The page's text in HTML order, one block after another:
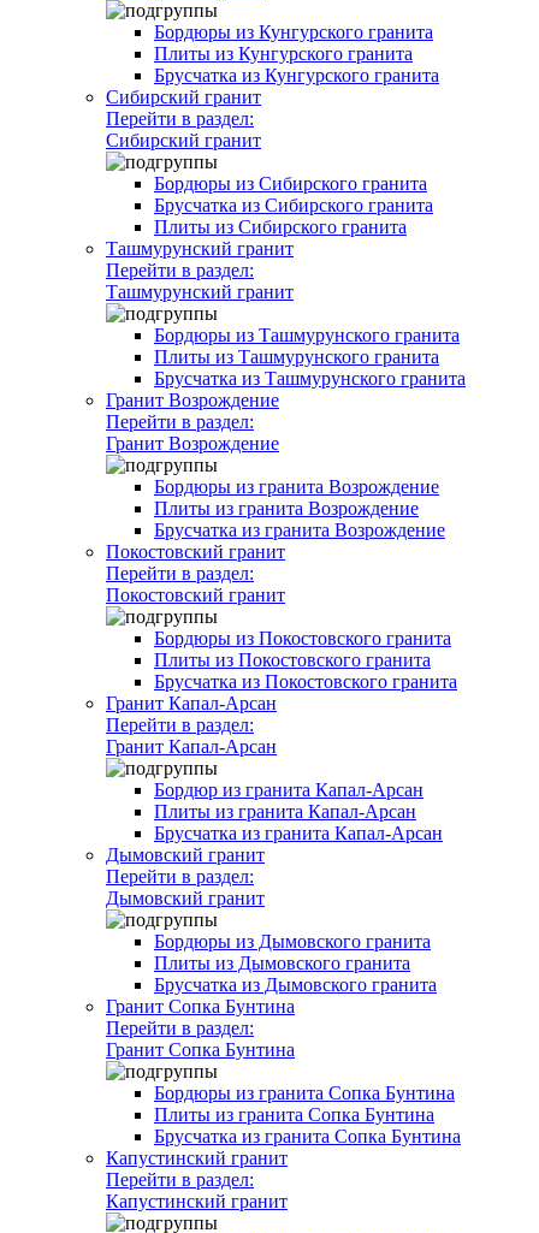
Бордюры из Кунгурского гранита
Плиты из Кунгурского гранита
Брусчатка из Кунгурского гранита
Сибирский гранит
Перейти в раздел:
Сибирский гранит
Бордюры из Сибирского гранита
Брусчатка из Сибирского гранита
Плиты из Сибирского гранита
Ташмурунский гранит
Перейти в раздел:
Ташмурунский гранит
Бордюры из Ташмурунского гранита
Плиты из Ташмурунского гранита
Брусчатка из Ташмурунского гранита
Гранит Возрождение
Перейти в раздел:
Гранит Возрождение
Бордюры из гранита Возрождение
Плиты из гранита Возрождение
Брусчатка из гранита Возрождение
Покостовский гранит
Перейти в раздел:
Покостовский гранит
Бордюры из Покостовского гранита
Плиты из Покостовского гранита
Брусчатка из Покостовского гранита
Гранит Капал-Арсан
Перейти в раздел:
Гранит Капал-Арсан
Бордюр из гранита Капал-Арсан
Плиты из гранита Капал-Арсан
Брусчатка из гранита Капал-Арсан
Дымовский гранит
Перейти в раздел:
Дымовский гранит
Бордюры из Дымовского гранита
Плиты из Дымовского гранита
Брусчатка из Дымовского гранита
Гранит Сопка Бунтина
Перейти в раздел:
Гранит Сопка Бунтина
Бордюры из гранита Сопка Бунтина
Плиты из гранита Сопка Бунтина
Брусчатка из гранита Сопка Бунтина
Капустинский гранит
Перейти в раздел:
Капустинский гранит